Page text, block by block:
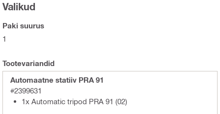
Valikud
Paki suurus
1
Tootevariandid
Automaatne statiiv PRA 91
#2399631
1x Automatic tripod PRA 91 (02)